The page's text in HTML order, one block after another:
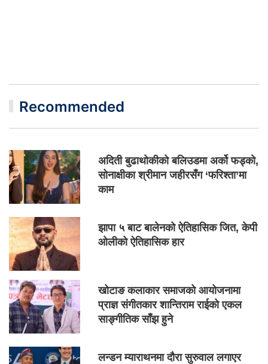
Recommended
अदिती बुढाथोकीको बलिउडमा अर्को फड्को,
सोनाक्षीका श्रीमान जहीरसँग ‘फरिश्ता’मा
काम
झापा ५ बाट बालेनको ऐतिहासिक जित, केपी
ओलीको ऐतिहासिक हार
खोटाङ कलाकार समाजको आयोजनामा
प्राज्ञ संगीतकार शान्तिराम राईको एकल
साङ्गीतिक साँझ हुने
लन्डन म्याराथनमा दौरा सुरुवाल लगाएर